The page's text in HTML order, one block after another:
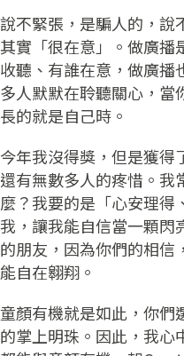
說不緊張，是騙人的，說
其實「很在意」。做廣播
收聽、有誰在意，做廣播
多人默默在聆聽關心，當
長的就是自己時。
今年我沒得獎，但是獲得
還有無數多人的疼惜。我
麼？我要的是「心安理得
我，讓我能自信當一顆閃
的朋友，因為你們的相信
能自在翱翔。
童顏有機就是如此，你們
的掌上明珠。因此，我心